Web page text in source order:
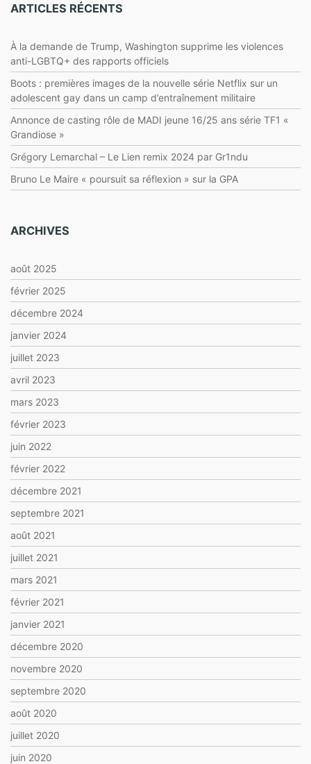
ARTICLES RÉCENTS
À la demande de Trump, Washington supprime les violences
anti-LGBTQ+ des rapports officiels
Boots : premières images de la nouvelle série Netflix sur un
adolescent gay dans un camp d’entraînement militaire
Annonce de casting rôle de MADI jeune 16/25 ans série TF1 «
Grandiose »
Grégory Lemarchal – Le Lien remix 2024 par Gr1ndu
Bruno Le Maire « poursuit sa réflexion » sur la GPA
ARCHIVES
août 2025
février 2025
décembre 2024
janvier 2024
juillet 2023
avril 2023
mars 2023
février 2023
juin 2022
février 2022
décembre 2021
septembre 2021
août 2021
juillet 2021
mars 2021
février 2021
janvier 2021
décembre 2020
novembre 2020
septembre 2020
août 2020
juillet 2020
juin 2020